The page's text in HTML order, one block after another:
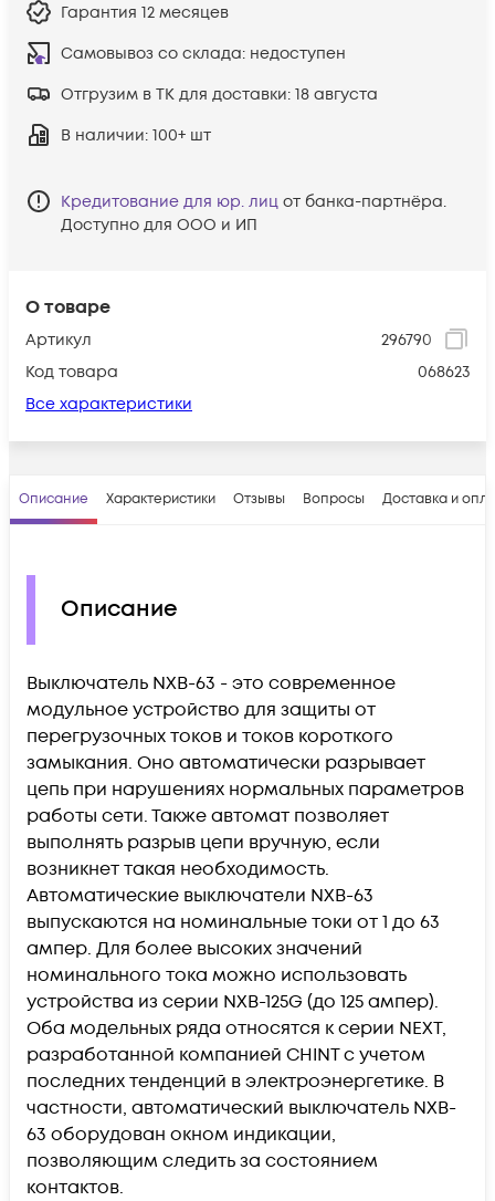
О товаре
Артикул
296790
Код товара
068623
Все характеристики
Гарантия 12 месяцев
Самовывоз со склада: недоступен
Отгрузим в ТК для доставки: 18 августа
В наличии: 100+ шт
Кредитование для юр. лиц от банка-партнёра.
Доступно для ООО и ИП
Описание Характеристики Отзывы Вопросы Доставка и
Описание
Выключатель NXB-63 - это современное
модульное устройство для защиты от
перегрузочных токов и токов короткого
замыкания. Оно автоматически разрывает
цепь при нарушениях нормальных параметров
работы сети. Также автомат позволяет
выполнять разрыв цепи вручную, если
возникнет такая необходимость.
Автоматические выключатели NXB-63
выпускаются на номинальные токи от 1 до 63
ампер. Для более высоких значений
номинального тока можно использовать
устройства из серии NXB-125G (до 125 ампер).
Оба модельных ряда относятся к серии NEXT,
разработанной компанией CHINT с учетом
последних тенденций в электроэнергетике. В
частности, автоматический выключатель NXB-
63 оборудован окном индикации,
позволяющим следить за состоянием
контактов.